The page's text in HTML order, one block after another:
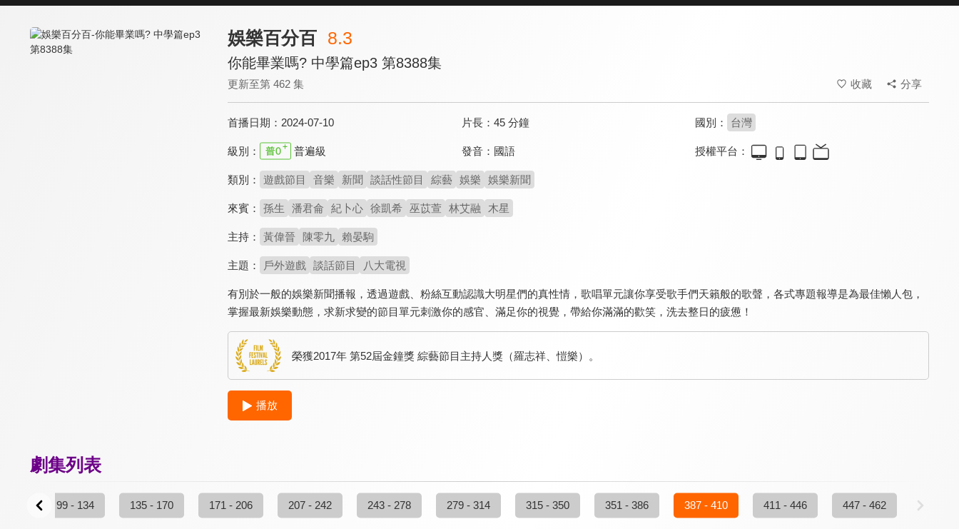
娛樂百分百 8.3
你能畢業嗎? 中學篇ep3 第8388集
更新至第 462 集 收藏 分享
首播日期： 2024-07-10 片長： 45 分鐘 國別： 台灣
級別： 普遍級 發音： 國語 授權平台：
類別： 遊戲節目 音樂 新聞 談話性節目 綜藝 娛樂 娛樂新聞
來賓： 孫生 潘君侖 紀卜心 徐凱希 巫苡萱 林艾融 木星
主持： 黃偉晉 陳零九 賴晏駒
主題： 戶外遊戲 談話節目 八大電視
有別於一般的娛樂新聞播報，透過遊戲、粉絲互動認識大明星們的真性情，歌唱單元讓你享受歌手們天籟般的歌聲，各式專題報導是為最佳懶人包，
掌握最新娛樂動態，求新求變的節目單元刺激你的感官、滿足你的視覺，帶給你滿滿的歡笑，洗去整日的疲憊！
榮獲2017年 第52屆金鐘獎 綜藝節目主持人獎（羅志祥、愷樂）。
播放
劇集列表
99 - 134 135 - 170 171 - 206 207 - 242 243 - 278 279 - 314 315 - 350 351 - 386 387 - 410 411 - 446 447 - 462